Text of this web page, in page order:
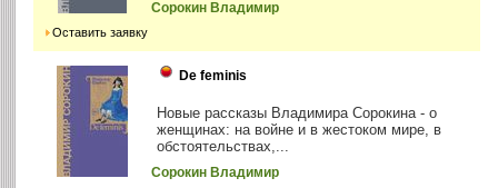
Сорокин Владимир
Оставить заявку
De feminis
Новые рассказы Владимира Сорокина - о
женщинах: на войне и в жестоком мире, в
обстоятельствах,...
Сорокин Владимир